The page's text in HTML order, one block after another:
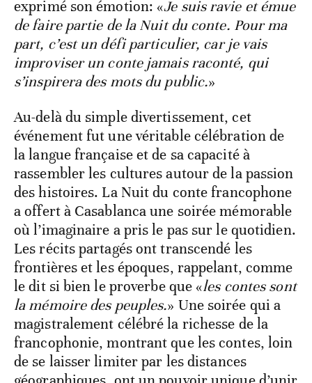
exprimé son émotion: «Je suis ravie et émue
de faire partie de la Nuit du conte. Pour ma
part, c’est un défi particulier, car je vais
improviser un conte jamais raconté, qui
s’inspirera des mots du public.»
Au-delà du simple divertissement, cet
événement fut une véritable célébration de
la langue française et de sa capacité à
rassembler les cultures autour de la passion
des histoires. La Nuit du conte francophone
a offert à Casablanca une soirée mémorable
où l’imaginaire a pris le pas sur le quotidien.
Les récits partagés ont transcendé les
frontières et les époques, rappelant, comme
le dit si bien le proverbe que «les contes sont
la mémoire des peuples.» Une soirée qui a
magistralement célébré la richesse de la
francophonie, montrant que les contes, loin
de se laisser limiter par les distances